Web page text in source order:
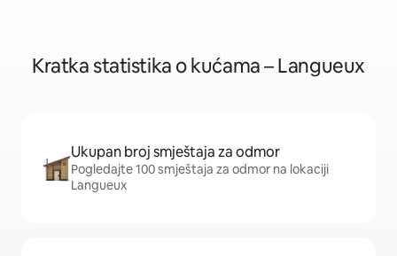
Kratka statistika o kućama – Langueux
Ukupan broj smještaja za odmor
Pogledajte 100 smještaja za odmor na lokaciji
Langueux